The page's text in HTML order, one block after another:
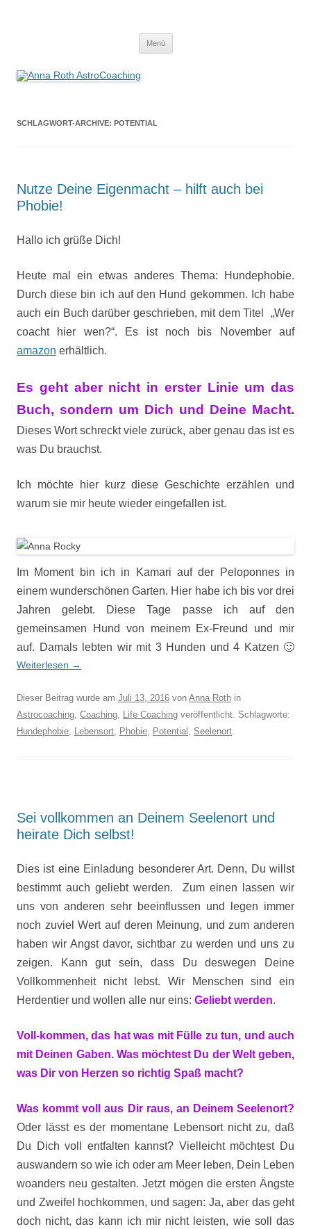
Menü
SCHLAGWORT-ARCHIVE: POTENTIAL
Nutze Deine Eigenmacht – hilft auch bei
Phobie!
Hallo ich grüße Dich!
Heute mal ein etwas anderes Thema: Hundephobie.
Durch diese bin ich auf den Hund gekommen. Ich habe
auch ein Buch darüber geschrieben, mit dem Titel „Wer
coacht hier wen?“. Es ist noch bis November auf
amazon erhältlich.
Es geht aber nicht in erster Linie um das
Buch, sondern um Dich und Deine Macht.
Dieses Wort schreckt viele zurück, aber genau das ist es
was Du brauchst.
Ich möchte hier kurz diese Geschichte erzählen und
warum sie mir heute wieder eingefallen ist.
Im Moment bin ich in Kamari auf der Peloponnes in
einem wunderschönen Garten. Hier habe ich bis vor drei
Jahren gelebt. Diese Tage passe ich auf den
gemeinsamen Hund von meinem Ex-Freund und mir
auf. Damals lebten wir mit 3 Hunden und 4 Katzen 🙂
Weiterlesen →
Dieser Beitrag wurde am Juli 13, 2016 von Anna Roth in
Astrocoaching, Coaching, Life Coaching veröffentlicht. Schlagworte:
Hundephobie, Lebensort, Phobie, Potential , Seelenort.
Sei vollkommen an Deinem Seelenort und
heirate Dich selbst!
Dies ist eine Einladung besonderer Art. Denn, Du willst
bestimmt auch geliebt werden. Zum einen lassen wir
uns von anderen sehr beeinflussen und legen immer
noch zuviel Wert auf deren Meinung, und zum anderen
haben wir Angst davor, sichtbar zu werden und uns zu
zeigen. Kann gut sein, dass Du deswegen Deine
Vollkommenheit nicht lebst. Wir Menschen sind ein
Herdentier und wollen alle nur eins: Geliebt werden.
Voll-kommen, das hat was mit Fülle zu tun, und auch
mit Deinen Gaben. Was möchtest Du der Welt geben,
was Dir von Herzen so richtig Spaß macht?
Was kommt voll aus Dir raus, an Deinem Seelenort?
Oder lässt es der momentane Lebensort nicht zu, daß
Du Dich voll entfalten kannst? Vielleicht möchtest Du
auswandern so wie ich oder am Meer leben, Dein Leben
woanders neu gestalten. Jetzt mögen die ersten Ängste
und Zweifel hochkommen, und sagen: Ja, aber das geht
doch nicht, das kann ich mir nicht leisten, wie soll das